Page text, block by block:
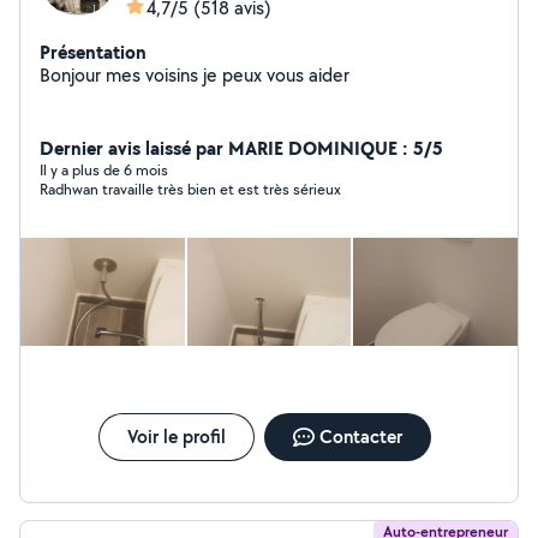
4,7/5 (518 avis)
Présentation
Bonjour mes voisins je peux vous aider
Dernier avis laissé par MARIE DOMINIQUE : 5/5
Il y a plus de 6 mois
Radhwan travaille très bien et est très sérieux
Voir le profil Contacter
Auto-entrepreneur